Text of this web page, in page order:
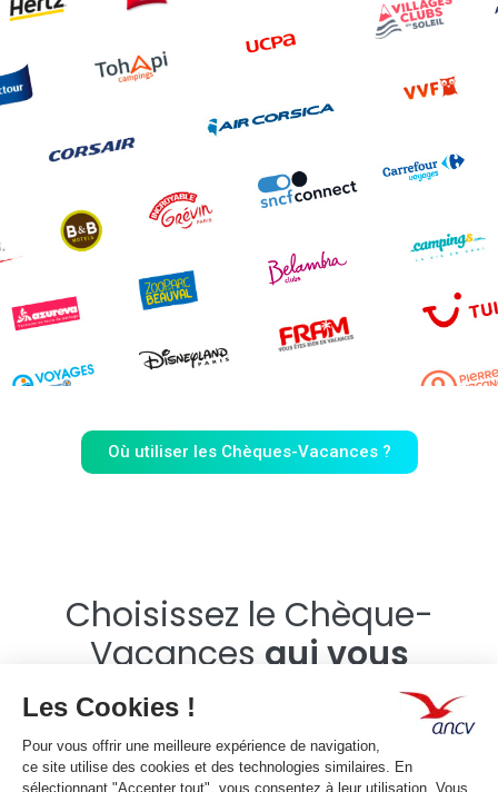
Où utiliser les Chèques-Vacances ?
Choisissez le Chèque-
Vacances qui vous
ressemble
Classic et Connect :2formats,0
contrainte